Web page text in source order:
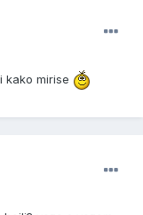
kako mirise